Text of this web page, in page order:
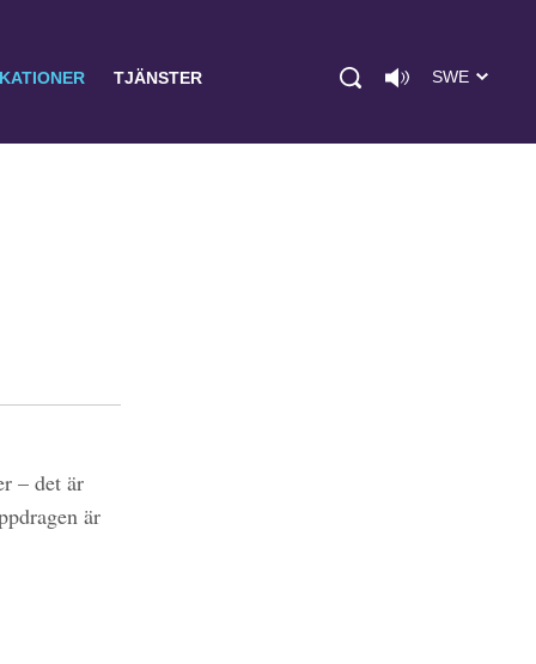
TJÄNSTER SWE
– det är
är